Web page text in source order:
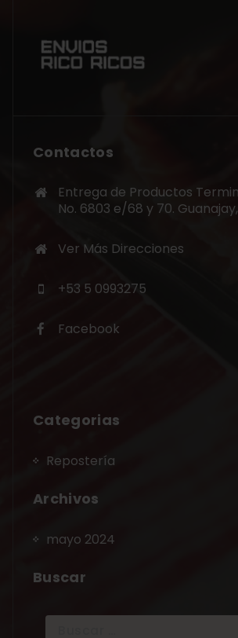
Contactos
Entrega de Productos
No. 6803 e/68 y 70.
Ver Más Direcciones
+53 5 0993275
Facebook
Categorias
Repostería
Archivos
mayo 2024
Buscar